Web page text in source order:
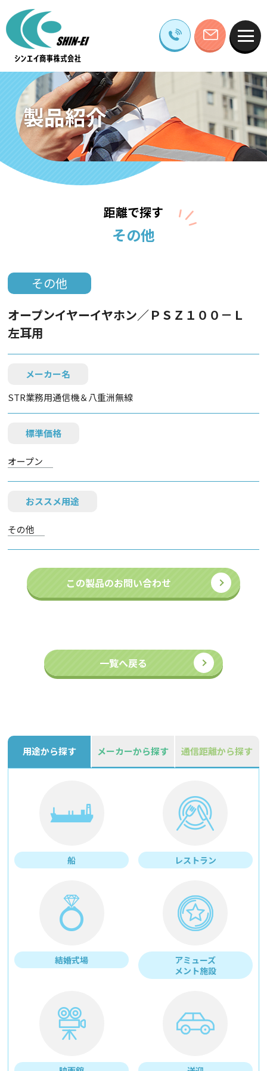
製品紹介
距離で探す
その他
その他
オープンイヤーイヤホン／ＰＳＺ１００－Ｌ
左耳用
メーカー名
STR業務用通信機＆八重洲無線
標準価格
オープン
おススメ用途
その他
この製品のお問い合わせ
一覧へ戻る
用途から探す メーカーから探す 通信距離から探す
船 レストラン
結婚式場
アミューズ
メント施設